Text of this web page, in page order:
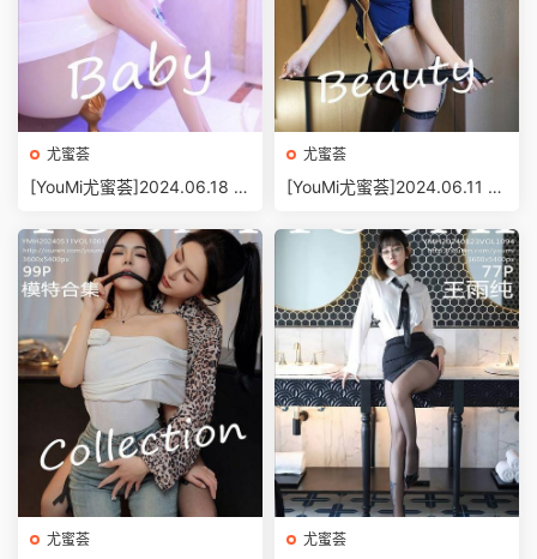
尤蜜荟
[YouMi尤蜜荟]2024.06.18 V
P/587MB]
尤蜜荟
[YouMi尤蜜荟]2024.06.11 V
494MB]
尤蜜荟 尤蜜荟